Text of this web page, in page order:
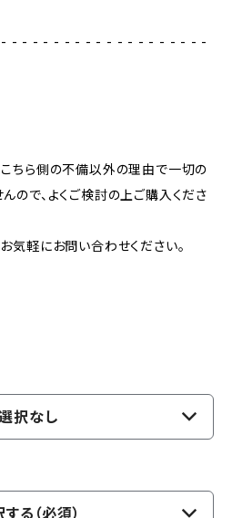
- - - - - - - - - - - - - - - - - - -
ちら側の不備以外の理由で一切の
ので、よくご検討の上ご購入くださ
気軽にお問い合わせください。
択なし
る（必須）